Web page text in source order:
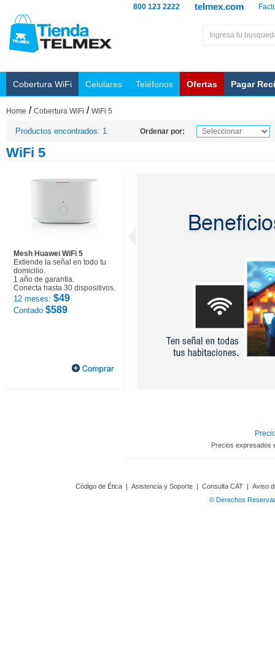
telmex.com
800 123 2222
Cobertura WiFi Celulares Teléfonos Ofertas Pagar
Home / Cobertura WiFi / WiFi 5
Productos encontrados: 1 Ordenar por:
WiFi 5
Mesh Huawei WiFi 5
Extiende la señal en todo tu
domicilio.
1 año de garantia.
Conecta hasta 30 dispositivos.
12 meses: $49
Contado $589
Precios expresados
Código de Ética | Asistencia y Soporte | Consulta CAT | Aviso
© Derechos